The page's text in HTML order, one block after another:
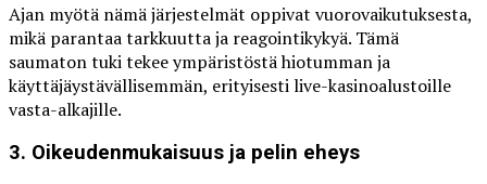
Ajan myötä nämä järjestelmät oppivat vuorovaikutuksesta,
mikä parantaa tarkkuutta ja reagointikykyä. Tämä
saumaton tuki tekee ympäristöstä hiotumman ja
käyttäjäystävällisemmän, erityisesti live-kasinoalustoille
vasta-alkajille.
3. Oikeudenmukaisuus ja pelin eheys